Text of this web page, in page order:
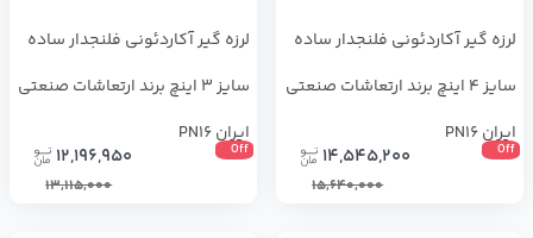
لرزه گیر آکاردئونی فلنجدار ساده
سایز 4 اینچ برند ارتعاشات صنعتی
ایران PN16
Off
14,545,200
15,640,000
لرزه گیر آکاردئونی فلنجدار ساده
سایز 3 اینچ برند ارتعاشات صنعتی
ایران PN16
Off
12,196,950
13,115,000